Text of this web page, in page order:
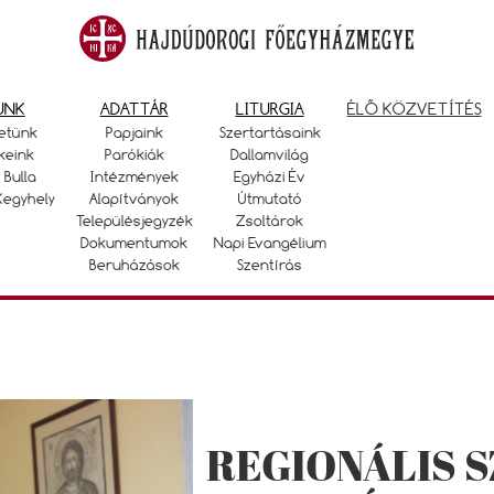
ADATTÁR
Papjaink
Parókiák
Intézmények
Alapítványok
Településjegyzék
Dokumentumok
Beruházások
LITURGIA
Szertartásaink
Dallamvilág
Egyházi Év
Útmutató
Zsoltárok
Napi Evangélium
Szentírás
ÉLŐ KÖZVETÍTÉS
REGIONÁLIS